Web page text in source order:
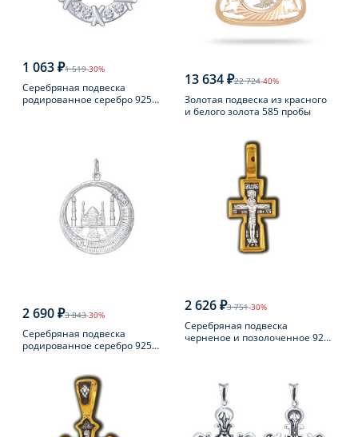
1 063 ₽1 519-30%
Серебряная подвеска
родированное серебро 925
13 634 ₽22 724-40%
Золотая подвеска из красного
и белого золота 585 пробы
2 690 ₽3 843-30%
Серебряная подвеска
родированное серебро 925
2 626 ₽3 751-30%
Серебряная подвеска
черненое и позолоченное 925